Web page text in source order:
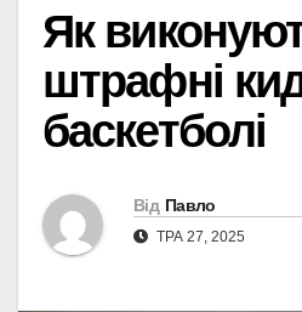
Як
штрафні
баскетболі
Від Павло
ТРА 27, 2025